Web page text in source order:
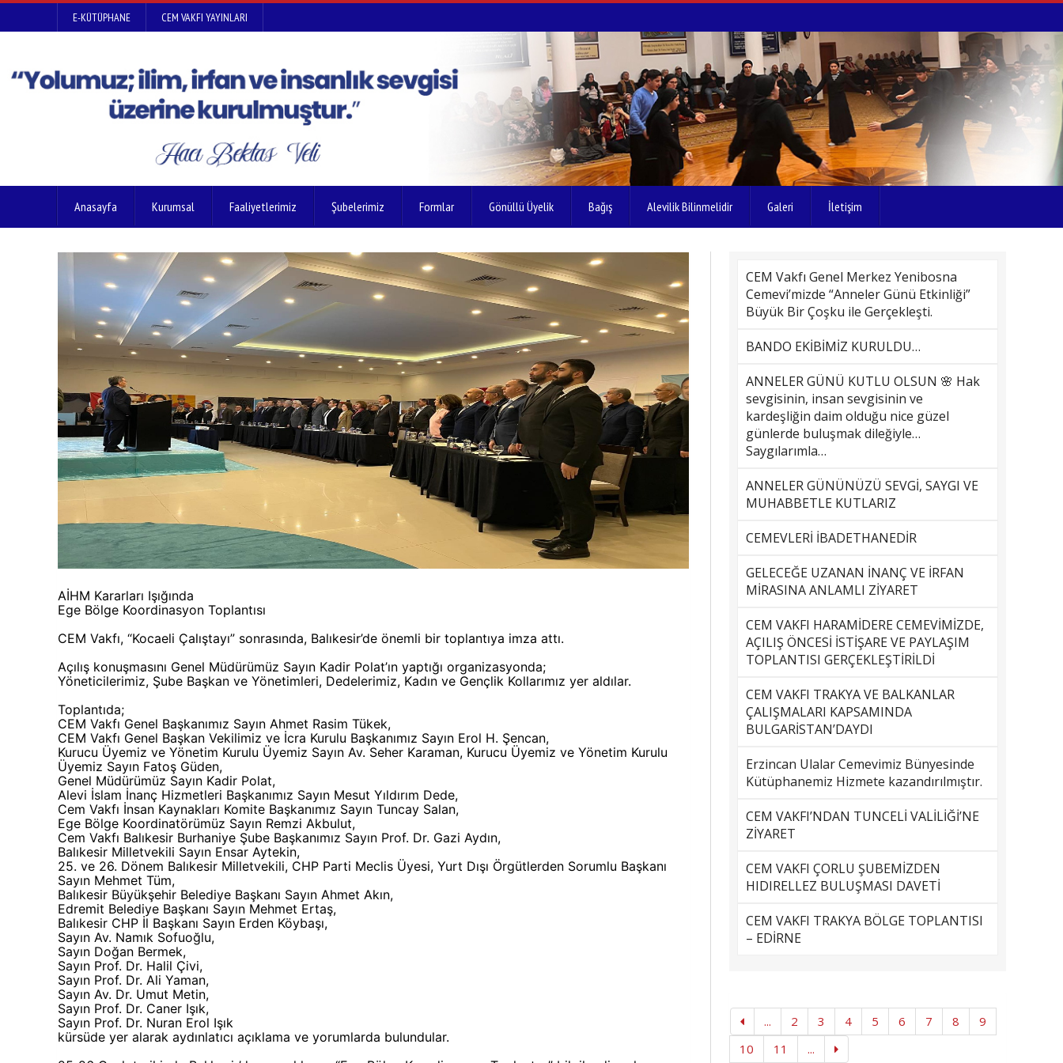
E-KÜTÜPHANE CEM VAKFI YAYINLARI
Anasayfa Kurumsal Faaliyetlerimiz Şubelerimiz Formlar Gönüllü Üyelik Bağış Alevilik Bilinmelidir Galeri İletişim
AİHM Kararları Işığında
Ege Bölge Koordinasyon Toplantısı
CEM Vakfı, “Kocaeli Çalıştayı” sonrasında, Balıkesir’de önemli bir toplantıya imza attı.
Açılış konuşmasını Genel Müdürümüz Sayın Kadir Polat’ın yaptığı organizasyonda;
Yöneticilerimiz, Şube Başkan ve Yönetimleri, Dedelerimiz, Kadın ve Gençlik Kollarımız yer aldılar.
Toplantıda;
CEM Vakfı Genel Başkanımız Sayın Ahmet Rasim Tükek,
CEM Vakfı Genel Başkan Vekilimiz ve İcra Kurulu Başkanımız Sayın Erol H. Şencan,
Kurucu Üyemiz ve Yönetim Kurulu Üyemiz Sayın Av. Seher Karaman, Kurucu Üyemiz ve Yönetim Kurulu
Üyemiz Sayın Fatoş Güden,
Genel Müdürümüz Sayın Kadir Polat,
Alevi İslam İnanç Hizmetleri Başkanımız Sayın Mesut Yıldırım Dede,
Cem Vakfı İnsan Kaynakları Komite Başkanımız Sayın Tuncay Salan,
Ege Bölge Koordinatörümüz Sayın Remzi Akbulut,
Cem Vakfı Balıkesir Burhaniye Şube Başkanımız Sayın Prof. Dr. Gazi Aydın,
Balıkesir Milletvekili Sayın Ensar Aytekin,
25. ve 26. Dönem Balıkesir Milletvekili, CHP Parti Meclis Üyesi, Yurt Dışı Örgütlerden Sorumlu Başkanı
Sayın Mehmet Tüm,
Balıkesir Büyükşehir Belediye Başkanı Sayın Ahmet Akın,
Edremit Belediye Başkanı Sayın Mehmet Ertaş,
Balıkesir CHP İl Başkanı Sayın Erden Köybaşı,
Sayın Av. Namık Sofuoğlu,
Sayın Doğan Bermek,
Sayın Prof. Dr. Halil Çivi,
Sayın Prof. Dr. Ali Yaman,
Sayın Av. Dr. Umut Metin,
Sayın Prof. Dr. Caner Işık,
Sayın Prof. Dr. Nuran Erol Işık
kürsüde yer alarak aydınlatıcı açıklama ve yorumlarda bulundular.
CEM Vakfı Genel Merkez Yenibosna
Cemevi’mizde “Anneler Günü Etkinliği”
Büyük Bir Çoşku ile Gerçekleşti.
BANDO EKİBİMİZ KURULDU…
ANNELER GÜNÜ KUTLU OLSUN 🌸 Hak
sevgisinin, insan sevgisinin ve
kardeşliğin daim olduğu nice güzel
günlerde buluşmak dileğiyle…
Saygılarımla…
ANNELER GÜNÜNÜZÜ SEVGİ, SAYGI VE
MUHABBETLE KUTLARIZ
CEMEVLERİ İBADETHANEDİR
GELECEĞE UZANAN İNANÇ VE İRFAN
MİRASINA ANLAMLI ZİYARET
CEM VAKFI HARAMİDERE CEMEVİMİZDE,
AÇILIŞ ÖNCESİ İSTİŞARE VE PAYLAŞIM
TOPLANTISI GERÇEKLEŞTİRİLDİ
CEM VAKFI TRAKYA VE BALKANLAR
ÇALIŞMALARI KAPSAMINDA
BULGARİSTAN’DAYDI
Erzincan Ulalar Cemevimiz Bünyesinde
Kütüphanemiz Hizmete kazandırılmıştır.
CEM VAKFI’NDAN TUNCELİ VALİLİĞİ’NE
ZİYARET
CEM VAKFI ÇORLU ŞUBEMİZDEN
HIDIRELLEZ BULUŞMASI DAVETİ
CEM VAKFI TRAKYA BÖLGE TOPLANTISI
– EDİRNE
... 2 3 4 5 6 7 8
9
10
11 ...